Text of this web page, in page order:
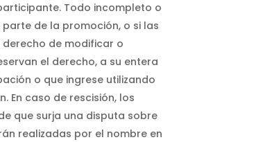
Todo incompleto o
de la promoción, o si las
de modificar o
el derecho, a su entera
o que ingrese utilizando
caso de rescisión, los
que surja una disputa sobre
realizadas por el nombre en